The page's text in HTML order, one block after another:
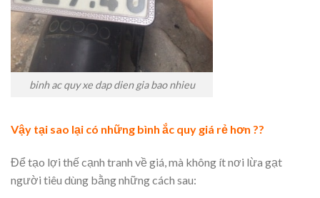
binh ac quy xe dap dien gia bao nhieu
Vậy tại sao lại có những bình ắc quy giá rẻ hơn ??
Để tạo lợi thế cạnh tranh về giá, mà không ít nơi lừa gạt
người tiêu dùng bằng những cách sau: